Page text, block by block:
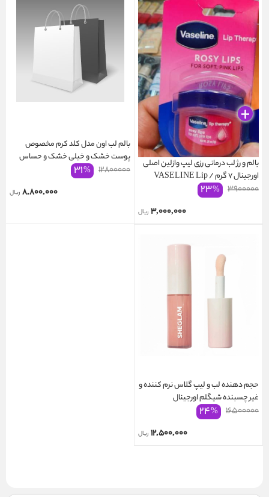
بالم و رژ لب درمانی رزی لیپ وازلین اصلی
اورجینال ۷ گرم / VASELINE Lip
Therapy Rosy Lips 7g
۳۹۰۰۰۰۰ ۲۳%
۳,۰۰۰,۰۰۰ ریال
بالم لب اون مدل کلد کرم مخصوص
پوست خشک و خیلی خشک و حساس
AVENE COLD CREAM
۱۲۸۰۰۰۰۰ ۳۱%
۸,۸۰۰,۰۰۰ ریال
حجم دهنده لب و لیپ گلاس نرم کننده و
غیر چسبنده شیگلم اورجینال
SHEGLAM PLUMING LIP
۱۶۵۰۰۰۰۰ ۲۴%
۱۲,۵۰۰,۰۰۰ ریال